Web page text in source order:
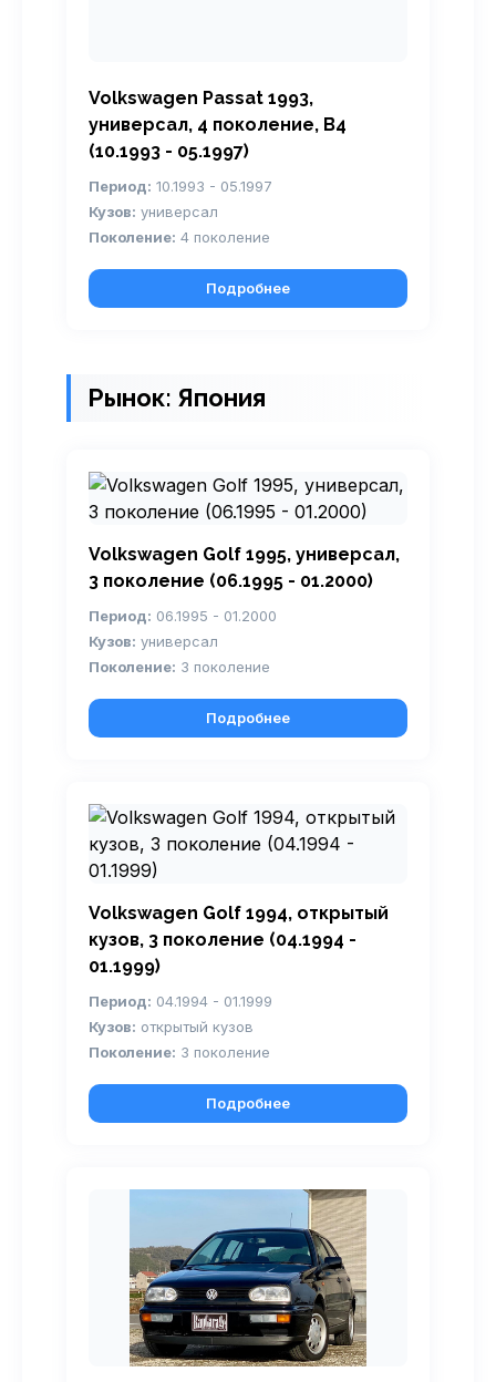
Volkswagen Passat 1993,
универсал, 4 поколение, B4
(10.1993 - 05.1997)
Период: 10.1993 - 05.1997
Кузов: универсал
Поколение: 4 поколение
Подробнее
Рынок: Япония
Volkswagen Golf 1995, универсал,
3 поколение (06.1995 - 01.2000)
Период: 06.1995 - 01.2000
Кузов: универсал
Поколение: 3 поколение
Подробнее
Volkswagen Golf 1994, открытый
кузов, 3 поколение (04.1994 -
01.1999)
Период: 04.1994 - 01.1999
Кузов: открытый кузов
Поколение: 3 поколение
Подробнее